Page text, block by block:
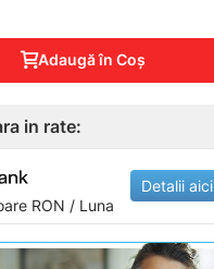
Adaugă în Coş
in rate:
RON / Luna
Detalii aici